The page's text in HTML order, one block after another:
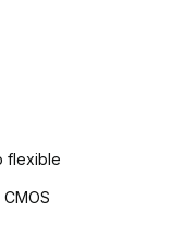
flexible